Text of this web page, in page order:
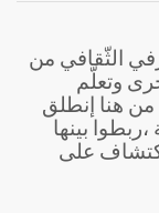
الثّقافي من
وتعلّم
من هنا إنطلق
بينها
على